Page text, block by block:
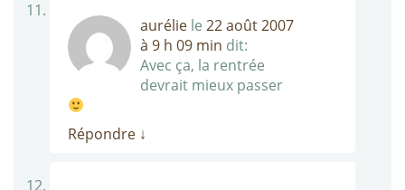
aurélie le 22 août 2007
à 9 h 09 min dit:
Avec ça, la rentrée
devrait mieux passer
Répondre ↓